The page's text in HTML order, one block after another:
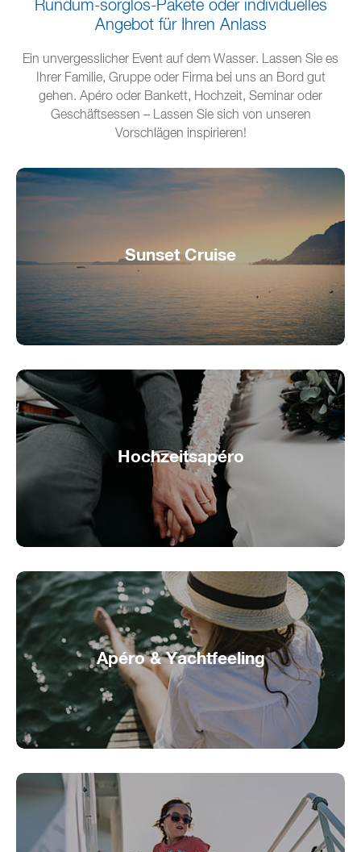
Rundum-sorglos-Pakete oder individuelles
Angebot für Ihren Anlass
Ein unvergesslicher Event auf dem Wasser. Lassen Sie es
Ihrer Familie, Gruppe oder Firma bei uns an Bord gut
gehen. Apéro oder Bankett, Hochzeit, Seminar oder
Geschäftsessen – Lassen Sie sich von unseren
Vorschlägen inspirieren!
Sunset Cruise
Abendstimmung auf dem Wasser
Hochzeitsapéro
Romantischer Apéro für Hochzeitspaare
Apéro & Yachtfeeling
Genussvolles Apéro-Erlebnis an Bord